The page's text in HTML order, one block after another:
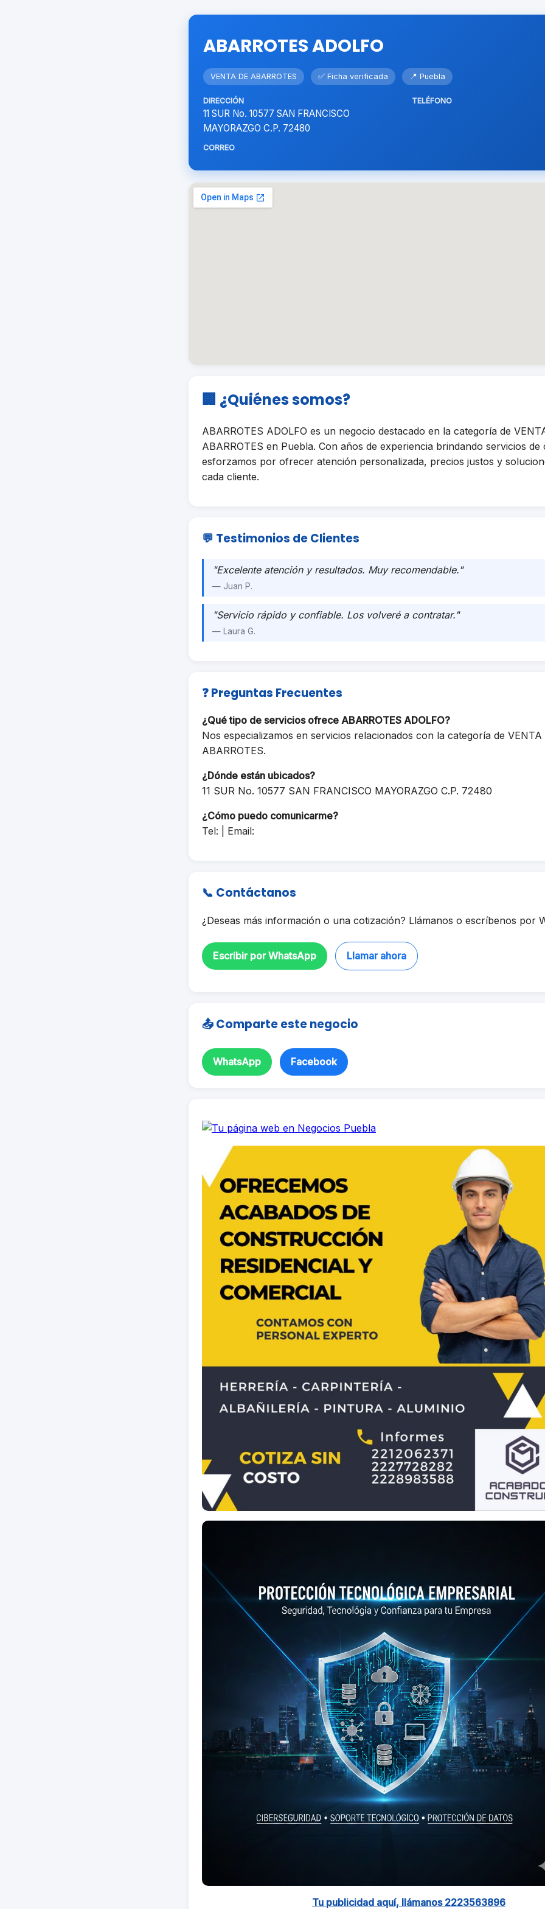
ABARROTES ADOLFO
VENTA DE ABARROTES ✅ Ficha verificada 📍 Puebla
DIRECCIÓN
11 SUR No. 10577 SAN FRANCISCO
MAYORAZGO C.P. 72480
TELÉFONO
CORREO
🏢 ¿Quiénes somos?
ABARROTES ADOLFO es un negocio destacado en la categoría de
ABARROTES en Puebla. Con años de experiencia brindando servicios de
esforzamos por ofrecer atención personalizada, precios justos y
cada cliente.
💬 Testimonios de Clientes
"Excelente atención y resultados. Muy recomendable."
— Juan P.
"Servicio rápido y confiable. Los volveré a contratar."
— Laura G.
❓ Preguntas Frecuentes
¿Qué tipo de servicios ofrece ABARROTES ADOLFO?
Nos especializamos en servicios relacionados con la categoría de VENTA
ABARROTES.
¿Dónde están ubicados?
11 SUR No. 10577 SAN FRANCISCO MAYORAZGO C.P. 72480
¿Cómo puedo comunicarme?
Tel: | Email:
📞 Contáctanos
¿Deseas más información o una cotización? Llámanos o escríbenos por
Escribir por WhatsApp Llamar ahora
📤 Comparte este negocio
WhatsApp Facebook
Tu publicidad aquí, llámanos 2223563896